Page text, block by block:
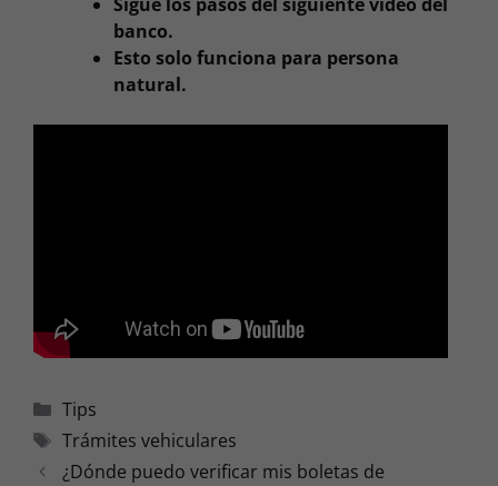
Sigue los pasos del siguiente video del
banco.
Esto solo funciona para persona
natural.
Categorías
Tips
Etiquetas
Trámites vehiculares
¿Dónde puedo verificar mis boletas de